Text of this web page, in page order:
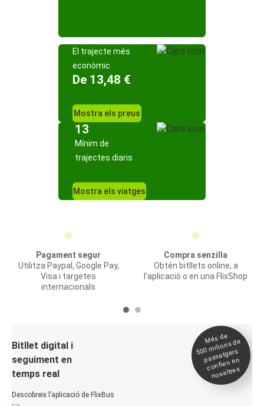
El trajecte més
econòmic
De 13,48 €
Mostra els preus
13
Mínim de
trajectes diaris
Mostra els viatges
Pagament segur
Utilitza Paypal, Google Pay,
Visa i targetes
internacionals
Compra senzilla
Obtén bitllets online, a
l'aplicació o en una FlixShop
Bitllet digital i
seguiment en
temps real
Descobreix l’aplicació de FlixBus
Més de
500
milions de
passatgers
confien en
nosaltres